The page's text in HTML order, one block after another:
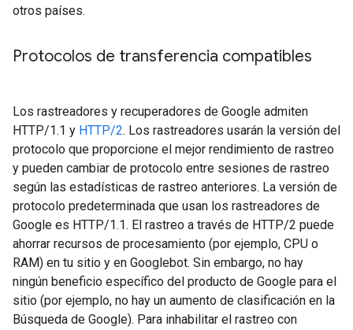
otros países.
Protocolos de transferencia compatibles
Los rastreadores y recuperadores de Google admiten
HTTP/1.1 y HTTP/2. Los rastreadores usarán la versión del
protocolo que proporcione el mejor rendimiento de rastreo
y pueden cambiar de protocolo entre sesiones de rastreo
según las estadísticas de rastreo anteriores. La versión de
protocolo predeterminada que usan los rastreadores de
Google es HTTP/1.1. El rastreo a través de HTTP/2 puede
ahorrar recursos de procesamiento (por ejemplo, CPU o
RAM) en tu sitio y en Googlebot. Sin embargo, no hay
ningún beneficio específico del producto de Google para el
sitio (por ejemplo, no hay un aumento de clasificación en la
Búsqueda de Google). Para inhabilitar el rastreo con